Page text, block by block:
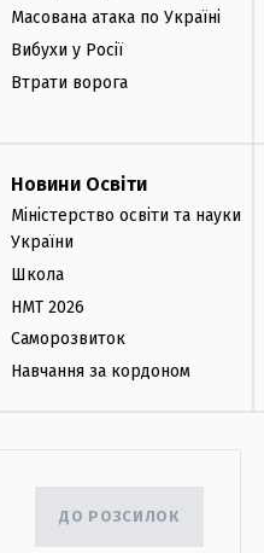
Масована атака по Україні
Вибухи у Росії
Втрати ворога
Новини Освіти
Міністерство освіти та науки
України
Школа
НМТ 2026
Саморозвиток
Навчання за кордоном
ДО РОЗСИЛОК